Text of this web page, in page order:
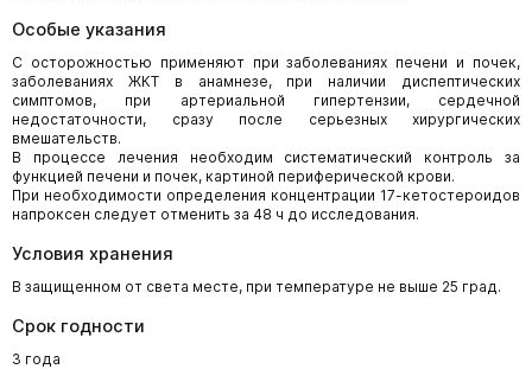
Особые указания
С осторожностью применяют при заболеваниях печени и почек,
заболеваниях ЖКТ в анамнезе, при наличии диспептических
симптомов, при артериальной гипертензии, сердечной
недостаточности, сразу после серьезных хирургических
вмешательств.
В процессе лечения необходим систематический контроль за
функцией печени и почек, картиной периферической крови.
При необходимости определения концентрации 17-кетостероидов
напроксен следует отменить за 48 ч до исследования.
Условия хранения
В защищенном от света месте, при температуре не выше 25 град.
Срок годности
3 года